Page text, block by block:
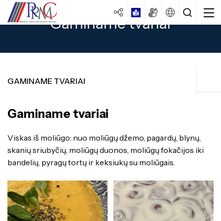
Centro strategija
Veiklos ataskaitos
Kokybės vadybos sistema
Laisvos darbo vietos
Specialybės turintiems vidurinį
išsilavinimą
Specialybės turintiems pagrindinį
Specialybės turintiems spec. ugdymo
Mokiniams
Ugdymas
Brandos egzaminai
PUPP
Apgyvendinimo paslaugos
Vairuotojų pirminis mokymas
Gaminame tvariai
GAMINAME TVARIAI
Kurti tvarų ir patrauklų pasaulį
Vadovaudamiesi tvarumo principais, dalijamės atsakingai
"Žydinčios lino pievos"
Gaminame tvariai
Viskas iš moliūgo: nuo moliūgų džemo, pagardų, blynų,
skanių sriubyčių, moliūgų duonos, moliūgų fokačijos iki
bandelių, pyragų tortų ir keksiukų su moliūgais.